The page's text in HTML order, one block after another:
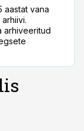
aastat vana
arhiveeritud